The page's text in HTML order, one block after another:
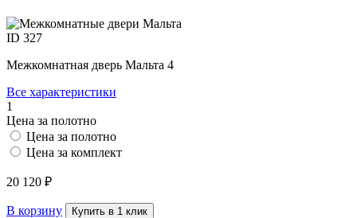
ID 327
Межкомнатная дверь Мальта 4
Все характеристики
1
Цена за полотно
Цена за полотно
Цена за комплект
20 120 ₽
В корзину Купить в 1 клик